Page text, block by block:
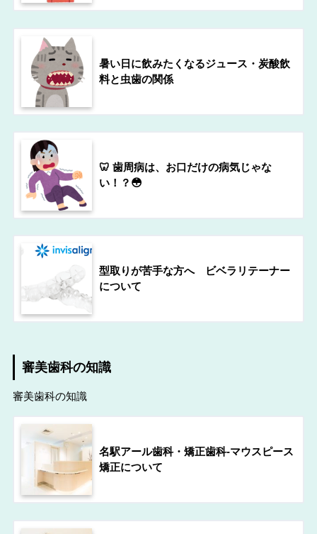
暑い日に飲みたくなるジュース・炭酸飲
料と虫歯の関係
🦷 歯周病は、お口だけの病気じゃな
い！？😳
型取りが苦手な方へ ビベラリテーナー
について
審美歯科の知識
審美歯科の知識
名駅アール歯科・矯正歯科-マウスピース
矯正について